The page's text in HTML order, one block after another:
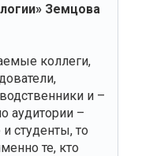
Земцова
коллеги,
и –
аудитории –
студенты, то
те, кто